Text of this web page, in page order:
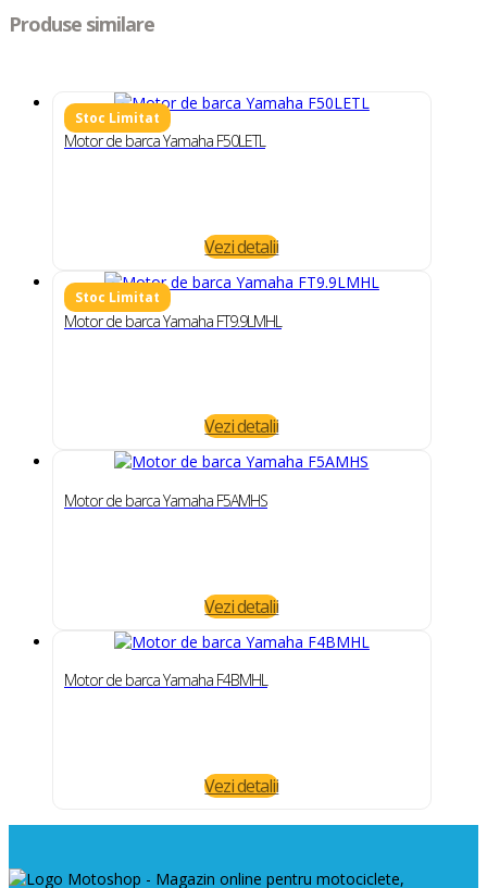
Produse similare
Motor de barca Yamaha F50LETL
Vezi detalii
Motor de barca Yamaha FT9.9LMHL
Vezi detalii
Motor de barca Yamaha F5AMHS
Vezi detalii
Motor de barca Yamaha F4BMHL
Vezi detalii